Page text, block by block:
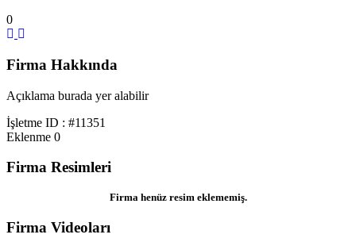
0
Firma Hakkında
Açıklama burada yer alabilir
İşletme ID : #11351
Eklenme 0
Firma Resimleri
Firma henüz resim eklememiş.
Firma Videoları